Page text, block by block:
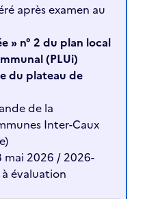
après examen au
» n° 2 du plan local
(PLUi)
du plateau de
de la
Inter-Caux
2026 / 2026-
à évaluation